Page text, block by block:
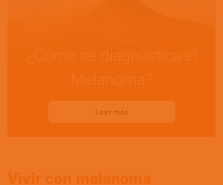
¿Cómo se diagnostica el
Melanoma?
Leer más
Vivir con melanoma